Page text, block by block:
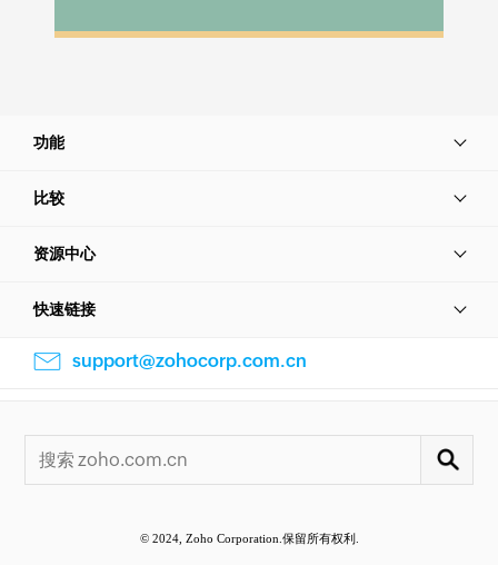
功能
比较
资源中心
快速链接
support@zohocorp.com.cn
© 2024, Zoho Corporation.保留所有权利.